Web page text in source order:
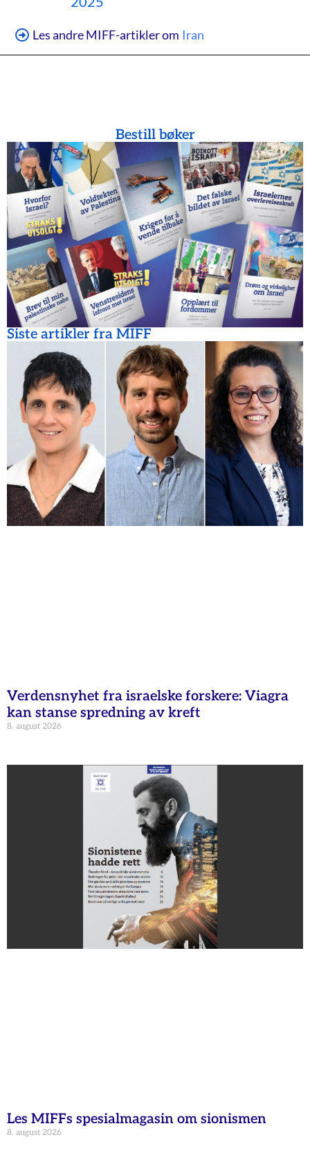
Les andre MIFF-artikler om Iran
Bestill bøker
Siste artikler fra MIFF
Verdensnyhet fra israelske forskere: Viagra
kan stanse spredning av kreft
8. august 2026
Les MIFFs spesialmagasin om sionismen
8. august 2026